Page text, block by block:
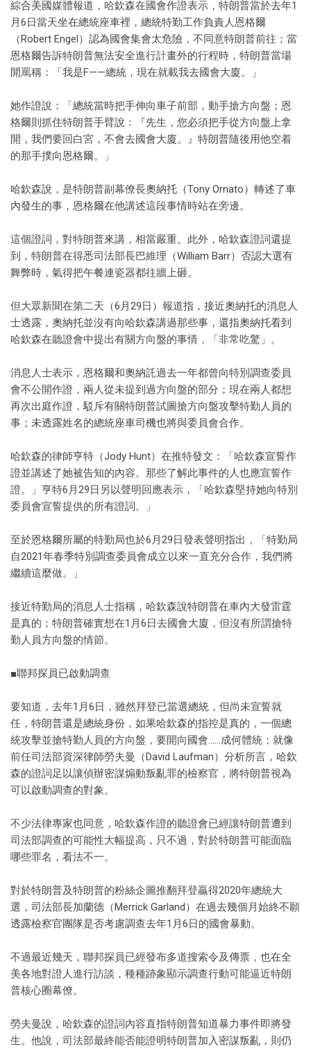
綜合美國媒體報道，哈欽森在國會作證表示，特朗普當於去年1
月6日當天坐在總統座車裡，總統特勤工作負責人恩格爾
（Robert Engel）認為國會集會太危險，不同意特朗普前往；當
恩格爾告訴特朗普無法安全進行計畫外的行程時，特朗普當場
開罵稱：「我是F——總統，現在就載我去國會大廈。」
她作證說：「總統當時把手伸向車子前部，動手搶方向盤；恩
格爾則抓住特朗普手臂說：『先生，您必須把手從方向盤上拿
開，我們要回白宮，不會去國會大廈。』特朗普隨後用他空着
的那手撲向恩格爾。」
哈欽森說，是特朗普副幕僚長奧納托（Tony Ornato）轉述了車
內發生的事，恩格爾在他講述這段事情時站在旁邊。
這個證詞，對特朗普來講，相當嚴重。此外，哈欽森證詞還提
到，特朗普在得悉司法部長巴維理（William Barr）否認大選有
舞弊時，氣得把午餐連瓷器都往牆上砸。
但大眾新聞在第二天（6月29日）報道指，接近奧納托的消息人
士透露，奧納托並沒有向哈欽森講過那些事，還指奧納托看到
哈欽森在聽證會中提出有關方向盤的事情，「非常吃驚」。
消息人士表示，恩格爾和奧納託過去一年都曾向特別調查委員
會不公開作證，兩人從未提到過方向盤的部分；現在兩人都想
再次出庭作證，駁斥有關特朗普試圖搶方向盤攻擊特勤人員的
事；未透露姓名的總統座車司機也將與委員會合作。
哈欽森的律師亨特（Jody Hunt）在推特發文：「哈欽森宣誓作
證並講述了她被告知的內容。那些了解此事件的人也應宣誓作
證。」亨特6月29日另以聲明回應表示，「哈欽森堅持她向特別
委員會宣誓提供的所有證詞。」
至於恩格爾所屬的特勤局也於6月29日發表聲明指出，「特勤局
自2021年春季特別調查委員會成立以來一直充分合作，我們將
繼續這麼做。」
接近特勤局的消息人士指稱，哈欽森說特朗普在車內大發雷霆
是真的；特朗普確實想在1月6日去國會大廈，但沒有所謂搶特
勤人員方向盤的情節。
■聯邦探員已啟動調查
要知道，去年1月6日，雖然拜登已當選總統，但尚未宣誓就
任，特朗普還是總統身份，如果哈欽森的指控是真的，一個總
統攻擊並搶特勤人員的方向盤，要開向國會……成何體統；就像
前任司法部資深律師勞夫曼（David Laufman）分析所言，哈欽
森的證詞足以讓偵辦密謀煽動叛亂罪的檢察官，將特朗普視為
可以啟動調查的對象。
不少法律專家也同意，哈欽森作證的聽證會已經讓特朗普遭到
司法部調查的可能性大幅提高，只不過，對於特朗普可能面臨
哪些罪名，看法不一。
對於特朗普及特朗普的粉絲企圖推翻拜登贏得2020年總統大
選，司法部長加蘭德（Merrick Garland）在過去幾個月始終不願
透露檢察官團隊是否考慮調查去年1月6日的國會暴動。
不過最近幾天，聯邦探員已經發布多道搜索令及傳票，也在全
美各地對證人進行訪談，種種跡象顯示調查行動可能逼近特朗
普核心圈幕僚。
勞夫曼說，哈欽森的證詞內容直指特朗普知道暴力事件即將發
生。他說，司法部最終能否能證明特朗普加入密謀叛亂，則仍